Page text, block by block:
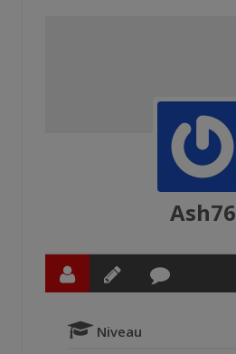
Ash76
Niveau